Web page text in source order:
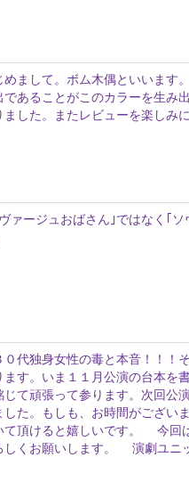
めまして。ボム木偶といいます
であることがこのカラーを生み
ました。またレビューを楽しみ
ヴァージュおばさん｣ではなく｢
代独身女性の毒と本音！！！
ます。いま１１月公演の台本を
じて頑張って参ります。次回公
した。もしも、お時間がござい
て頂けると嬉しいです。 今回
しくお願いします。 演劇ユ